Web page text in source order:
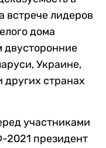
встрече лидеров
дома
двусторонние
Украине,
странах
участниками
2021 президент